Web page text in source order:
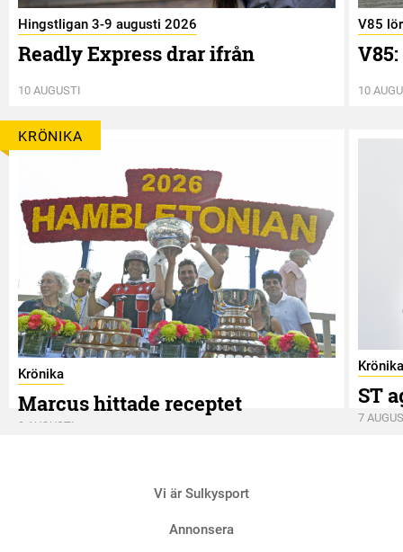
Hingstligan 3-9 augusti 2026
Readly Express drar ifrån
10 AUGUSTI
V85
10
KRÖNIKA
Krönika
Marcus hittade receptet
9 AUGUSTI
Krönika
ST
7
Vi är Sulkysport
Annonsera